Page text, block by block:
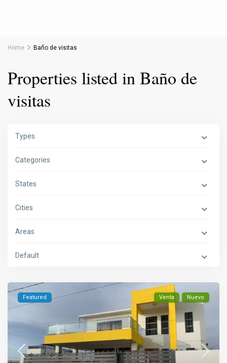
Home Baño de visitas
Properties listed in Baño de
visitas
Types
Categories
States
Cities
Areas
Default
Featured Venta Nuevo